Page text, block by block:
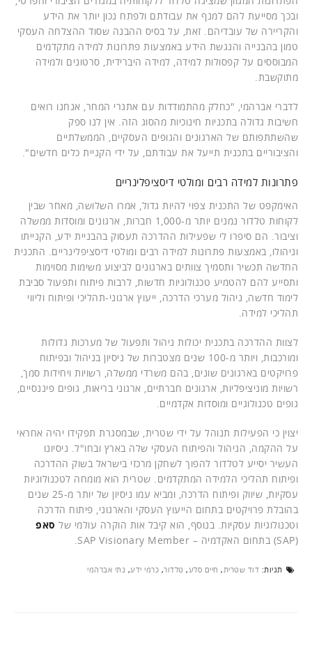
ובכך מסייעת להם למנף את עבודתם ולפתח נכון יותר את הידע
והקריירה של עובדיהם. זאת, על בסיס ההבנה שסוד ההצלחה העסקי
טמון בהבנייה והנגשת הידע באמצעות פתרונות למידה מתקדמים
המבוססים על קפסולות למידה, למידה היברידית, סרטונים ולמידה
מתוקשבת.
לדברי אברהמי, "כחלק מהתמודדות עם אתגרי המחר, אנחנו רואים
חשיבות גדולה בתכניות חינוכיות מהסוג הזה. אין לנו ספק
שהשתתפותם של הארגונים והגופים העסקיים, הממשלתיים
והציבוריים בתכנית תייעל את עבודתם, על ידי הקניית כלים חדשים".
פתרונות למידה רבים ומולטי דיסציפלינריים
האימקפט של התכנית צפוי להיות גדול, אמרו השלושה, מאחר שבין
לקוחות טלדור נמנים יותר מ-1,000 חברות, ארגונים ומוסדות ממשלה
וציבור. הם סיפרו לי שפעילות ההדרכה תעסוק בהבניית ידע, הקנייתו
וניהולו, באמצעות פתרונות למידה רבים ומולטי דיסציפלינריים. התכנית
החדשה תכשיר ותסמיך צוותים בארגונים לביצוע משימות מסוימות
ותסייע להם להטמיע טכנולוגיות חדשות, לרבות פיתוח ותפעול סביבת
לימוד חדשה, ניהול מערכי הדרכה, ייעוץ ארגוני-תהליכי ופיתוח וליווי
תהליכי למידה.
לצוות ההדרכה בתכנית יכולות ניהול ותפעול של מערכות גדולות
ומורכבות, ויותר מ-100 שנים מצטברות של ניסיון בניהול ובפיתוח
פרויקטים בארגונים שונים, בהם משרדי ממשלה, רשויות ויחידות סמך,
רשויות מוניציפליות, ארגונים חברתיים, ארגוני בריאות, גופים פיננסיים,
גופים טכנולוגיים ומוסדות אקדמיים.
יצוין כי הפעילות תנוהל על ידי שטרית, שבמסגרת תפקידו יהיה אחראי
על ההקמה, הניהול והפיתוח העסקי שלה בארץ ובחו"ל. ניסיונו
העשיר יסייע לטלדור להפוך לשחקן מרכזי בישראל בשוק ההדרכה
ופיתוח תהליכי הלמידה המתקדמים. שטרית הוא מומחה לטכנולוגיות
עסקיות, שיווק ופיתוח הדרכה, ומביא עמו ניסיון של יותר מ-25 שנים
בהובלת פרויקטים בתחום הייעוץ העסקי והארגוני, פיתוח הדרכה
וטכנולוגיות עסקיות. בנוסף, הוא קיבל אות הוקרה עולמי של סאפ
(SAP) בתחום האקדמיה – SAP Visionary Member.
תגיות: דוד שטרית , חיים סלע , טלדור, כרמי ידע, נתי אברהמי